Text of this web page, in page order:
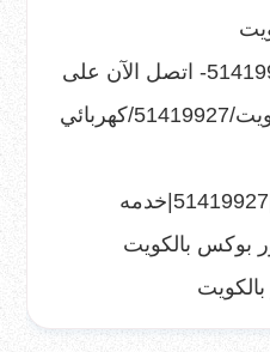
على
كهربائي تركيب نجف بالكويت/51419927/كهربائي
تركيب مضخات بالكويت |51419927|خدمه
بوكس بالكويت